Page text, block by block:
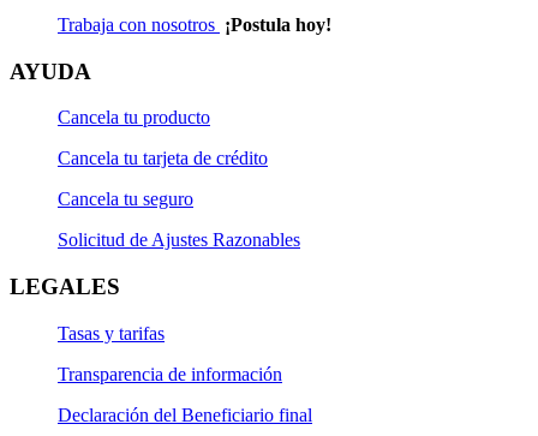
Trabaja con nosotros ¡Postula hoy!
AYUDA
Cancela tu producto
Cancela tu tarjeta de crédito
Cancela tu seguro
Solicitud de Ajustes Razonables
LEGALES
Tasas y tarifas
Transparencia de información
Declaración del Beneficiario final